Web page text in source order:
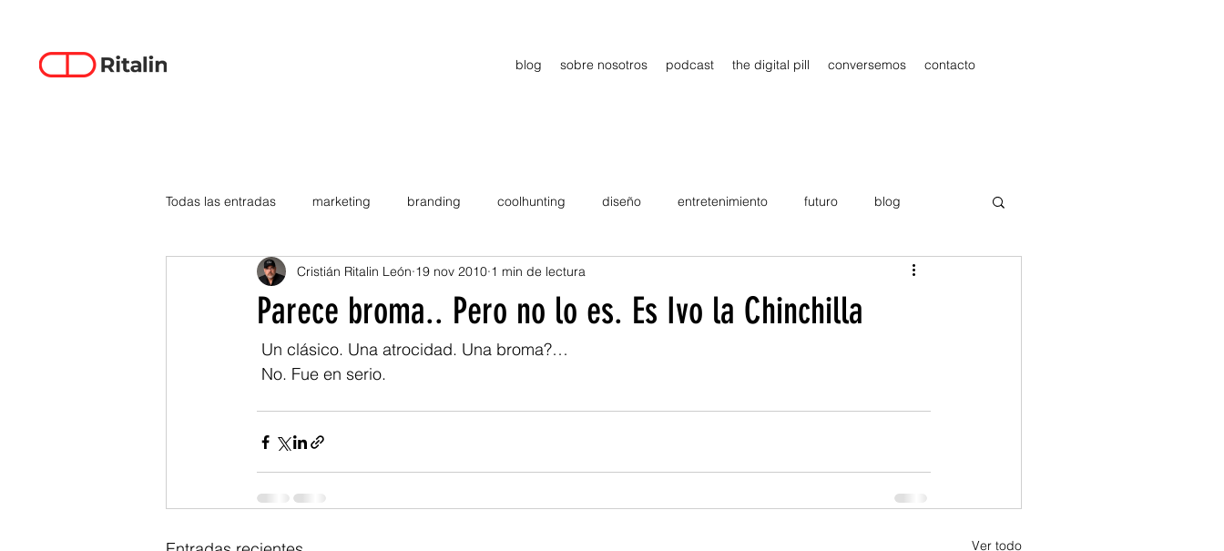
blog sobre nosotros podcast the digital pill conversemos contacto
Todas las entradas marketing branding coolhunting diseño entretenimiento futuro blog
data-driven creativity emprendimiento estrategia Publicidad
smartphones tecnología Viajes tendencias
Parece broma.. Pero no lo es. Es Ivo la Chinchilla
Cristián Ritalin León 19 nov 2010 1 min de lectura
Un clásico. Una atrocidad. Una broma?…
No. Fue en serio.
Ver todo